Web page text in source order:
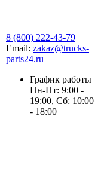
8 (800) 222-43-79
Email: zakaz@trucks-
parts24.ru
График работы
Пн-Пт: 9:00 -
19:00, Сб: 10:00
- 18:00